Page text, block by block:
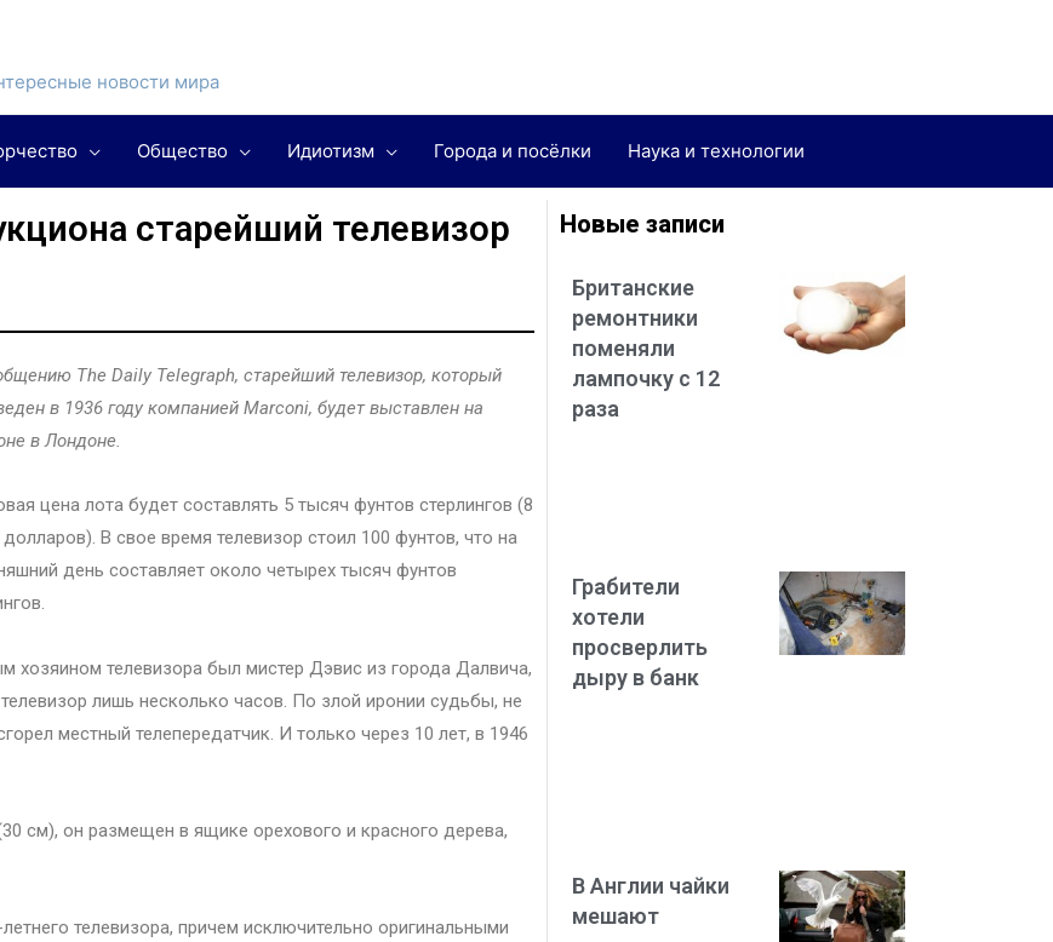
новости мира
Общество Идиотизм Города и посёлки Наука и технологии
старейший телевизор
The Daily Telegraph, старейший телевизор, который
в 1936 году компанией Marconi, будет выставлен на
в Лондоне.
цена лота будет составлять 5 тысяч фунтов стерлингов (8
В свое время телевизор стоил 100 фунтов, что на
день составляет около четырех тысяч фунтов
хозяином телевизора был мистер Дэвис из города Далвича,
лишь несколько часов. По злой иронии судьбы, не
местный телепередатчик. И только через 10 лет, в 1946
см), он размещен в ящике орехового и красного дерева,
телевизора, причем исключительно оригинальными
Новые записи
Британские
ремонтники
поменяли
лампочку с 12
раза
Грабители
хотели
просверлить
дыру в банк
В Англии чайки
мешают